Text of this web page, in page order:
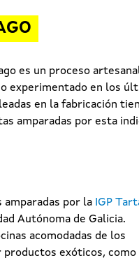
es un proceso
experimentado en los
en la fabricación
amparadas por esta
amparadas por la IGP
Autónoma de Galicia.
acomodadas de los
productos exóticos, como